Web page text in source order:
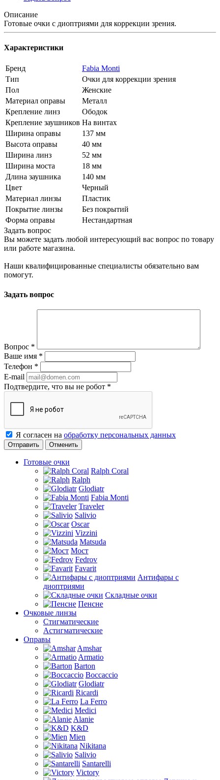
Описание
Готовые очки с диоптриями для коррекции зрения.
Характеристики
Бренд
Fabia Monti
Тип
Очки для коррекции зрения
Пол
Женские
Материал оправы
Металл
Крепление линз
Ободок
Крепление заушников На винтах
Ширина оправы
137 мм
Высота оправы
40 мм
Ширина линз
52 мм
Ширина моста
18 мм
Длина заушника
140 мм
Цвет
Черный
Материал линзы
Пластик
Покрытие линзы
Без покрытий
Форма оправы
Нестандартная
Задать вопрос
Вы можете задать любой интересующий вас вопрос по товару
или работе магазина.
Наши квалифицированные специалисты обязательно вам
помогут.
Задать вопрос
Вопрос *
Ваше имя *
Телефон *
E-mail
Подтвердите, что вы не робот *
Я согласен на обработку персональных данных
Отменить
Готовые очки
Ralph Coral
Ralph
Glodiatr
Fabia Monti
Traveler
Salivio
Oscar
Vizzini
Matsuda
Мост
Fedrov
Favarit
Антифары с
диоптриями
Складные очки
Пенсне
Очковые линзы
Стигматические
Астигматические
Оправы
Amshar
Armatio
Barton
Boccaccio
Glodiatr
Ricardi
La Ferro
Medici
Alanie
K&D
Mien
Nikitana
Salivio
Santarelli
Victory